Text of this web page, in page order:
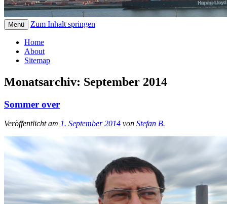
Menü Zum Inhalt springen
Home
About
Sitemap
Monatsarchiv: September 2014
Sommer over
Veröffentlicht am 1. September 2014 von Stefan B.